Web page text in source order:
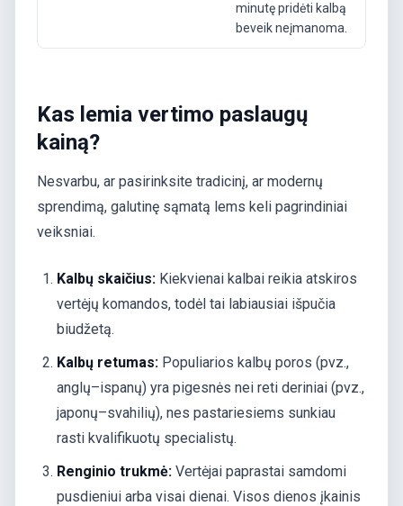
minutę pridėti kalbą
beveik neįmanoma.
Kas lemia vertimo paslaugų
kainą?
Nesvarbu, ar pasirinksite tradicinį, ar modernų
sprendimą, galutinę sąmatą lems keli pagrindiniai
veiksniai.
Kalbų skaičius: Kiekvienai kalbai reikia atskiros
vertėjų komandos, todėl tai labiausiai išpučia
biudžetą.
Kalbų retumas: Populiarios kalbų poros (pvz.,
anglų–ispanų) yra pigesnės nei reti deriniai (pvz.,
japonų–svahilių), nes pastariesiems sunkiau
rasti kvalifikuotų specialistų.
Renginio trukmė: Vertėjai paprastai samdomi
pusdieniui arba visai dienai. Visos dienos įkainis